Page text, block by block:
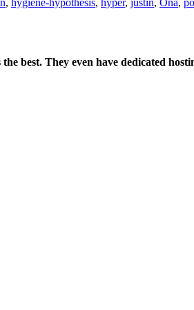
, hygiene-hypothesis, hyper, justin, Ona,
best. They even have dedicated